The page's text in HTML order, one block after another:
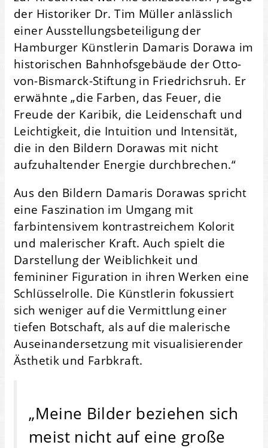
der Historiker Dr. Tim Müller anlässlich
einer Ausstellungsbeteiligung der
Hamburger Künstlerin Damaris Dorawa im
historischen Bahnhofsgebäude der Otto-
von-Bismarck-Stiftung in Friedrichsruh. Er
erwähnte „die Farben, das Feuer, die
Freude der Karibik, die Leidenschaft und
Leichtigkeit, die Intuition und Intensität,
die in den Bildern Dorawas mit nicht
aufzuhaltender Energie durchbrechen.“
Aus den Bildern Damaris Dorawas spricht
eine Faszination im Umgang mit
farbintensivem kontrastreichem Kolorit
und malerischer Kraft. Auch spielt die
Darstellung der Weiblichkeit und
femininer Figuration in ihren Werken eine
Schlüsselrolle. Die Künstlerin fokussiert
sich weniger auf die Vermittlung einer
tiefen Botschaft, als auf die malerische
Auseinandersetzung mit visualisierender
Ästhetik und Farbkraft.
„Meine Bilder beziehen sich
meist nicht auf eine große